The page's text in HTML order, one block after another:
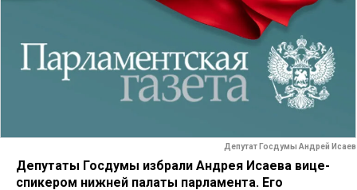
Депутат Госдумы Андрей Исаев
Депутаты Госдумы избрали Андрея Исаева вице-
спикером нижней палаты парламента. Его